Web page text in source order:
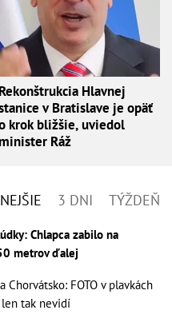
Rekonštrukcia Hlavnej
v Bratislave je opäť
krok bližšie, uviedol
minister Ráž
3 DNI TÝŽDEŇ
Chlapca zabilo na
metrov ďalej
FOTO v plavkách
len tak nevidí